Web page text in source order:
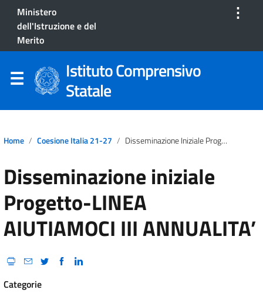
Ministero
dell'Istruzione e del
Merito
⋮
Istituto Comprensivo
Statale
Home Coesione Italia 21-27 Disseminazione Iniziale Progetto-LINEA AIUTIAMOCI III ANNUALITA’
Disseminazione iniziale
Progetto-LINEA
AIUTIAMOCI III ANNUALITA’
Categorie